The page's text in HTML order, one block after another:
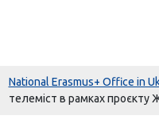
National Erasmus+ Office in
телеміст в рамках